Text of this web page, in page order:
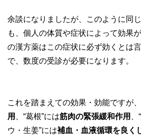
余談になりましたが、このように同
も、個人の体質や症状によって効果
の漢方薬はこの症状に必ず効くとは
で、数度の受診が必要になります。
これを踏まえての効果・効能ですが、
用
、“葛根”には筋肉の緊張緩和作用
ウ・生姜”には補血・血液循環を良く